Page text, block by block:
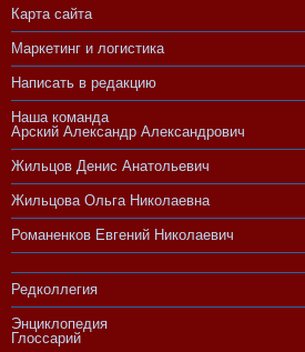
Карта сайта
Маркетинг и логистика
Написать в редакцию
Наша команда
Арский Александр Александрович
Жильцов Денис Анатольевич
Жильцова Ольга Николаевна
Романенков Евгений Николаевич
Редколлегия
Энциклопедия
Глоссарий